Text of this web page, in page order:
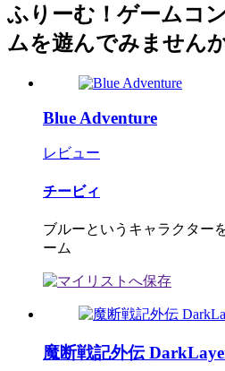
ふりーむ！ゲームコ
ムを遊んでみません
Blue Adventure
レビュー
チービィ
ブルーというキャラクター
ーム
魔断戦記外伝